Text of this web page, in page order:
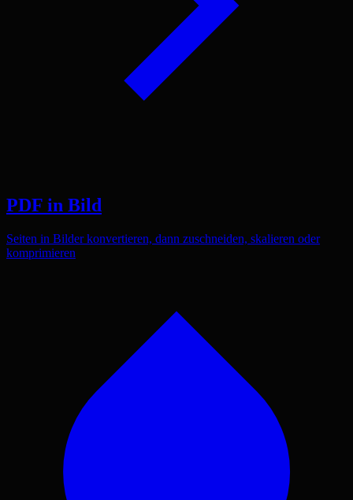
PDF in Bild
Seiten in Bilder konvertieren, dann zuschneiden, skalieren oder
komprimieren